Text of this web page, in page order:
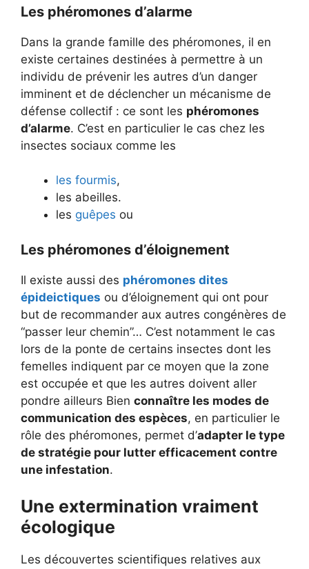
Les phéromones d’alarme
Dans la grande famille des phéromones, il en
existe certaines destinées à permettre à un
individu de prévenir les autres d’un danger
imminent et de déclencher un mécanisme de
défense collectif : ce sont les phéromones
d’alarme. C’est en particulier le cas chez les
insectes sociaux comme les
les fourmis,
les abeilles.
les guêpes ou
Les phéromones d’éloignement
Il existe aussi des phéromones dites
épideictiques ou d’éloignement qui ont pour
but de recommander aux autres congénères de
“passer leur chemin”… C’est notamment le cas
lors de la ponte de certains insectes dont les
femelles indiquent par ce moyen que la zone
est occupée et que les autres doivent aller
pondre ailleurs Bien connaître les modes de
communication des espèces, en particulier le
rôle des phéromones, permet d’adapter le type
de stratégie pour lutter efficacement contre
une infestation.
Une extermination vraiment
écologique
Les découvertes scientifiques relatives aux